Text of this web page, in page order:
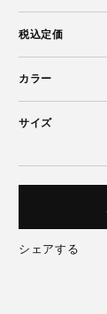
税込定価
カラー
サイズ
シェアする